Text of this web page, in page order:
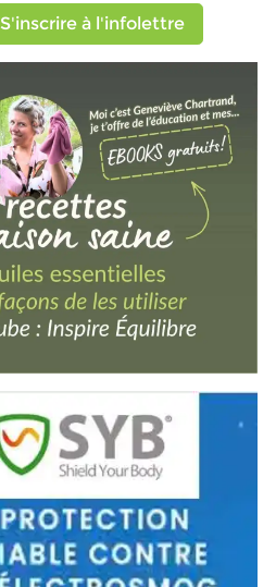
S'inscrire à l'infolettre